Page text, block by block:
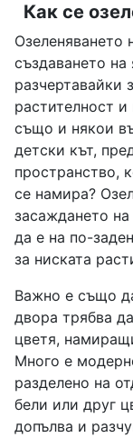
Как се
Озеленяването
създаването на
разчертавайки
растителност
също и някои
детски кът,
пространство,
се намира?
засаждането
да е на по-
за ниската
Важно е също
двора трябва
цветя,
Много е
разделено на
бели или друг
допълва и